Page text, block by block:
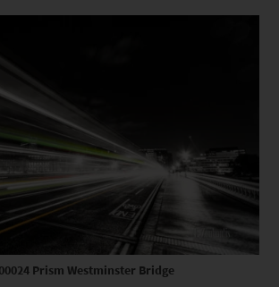
Dieses Produkt weist mehrere Varianten auf. Die Optionen können auf der Produktseite gewählt werden
Prism Westminster Bridge